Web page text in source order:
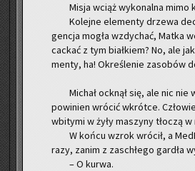
Misja wciąż wy­ko­nal­na
Ko­lej­ne ele­men­ty drze­wa
gen­cja mogła wzdy­chać, Matka
cac­kać z tym biał­kiem? No, ale
men­ty, ha! Okre­śle­nie za­so­bów
Mi­chał ock­nął się, ale nic
po­wi­nien wró­cić wkrót­ce.
wbi­ty­mi w żyły ma­szy­ny tło­czą
W końcu wzrok wró­cił, a
razy, zanim z za­schłe­go gar­dła
– O kurwa.